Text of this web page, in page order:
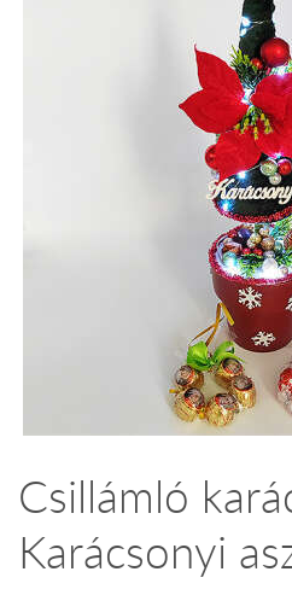
Csillámló
Karácsonyi